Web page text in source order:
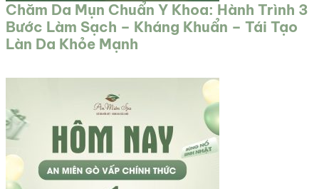
Chăm Da Mụn Chuẩn Y Khoa: Hành Trình 3
Bước Làm Sạch – Kháng Khuẩn – Tái Tạo
Làn Da Khỏe Mạnh